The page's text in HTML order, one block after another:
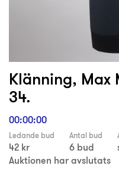
Klänning,
34.
00:00:00
Ledande bud
42 kr
Antal bud
6 bud
Auktionen har avslutats